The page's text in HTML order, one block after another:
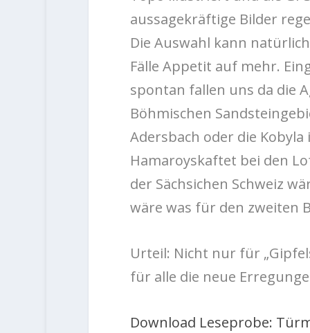
aussagekräftige Bilder
Die Auswahl kann
Fälle Appetit auf mehr.
spontan fallen uns da die
Böhmischen
Adersbach oder die
Hamaroyskaftet bei den
der Sächsichen Schweiz
wäre was für den zweiten
Urteil: Nicht nur für
für alle die neue
Download Leseprobe: